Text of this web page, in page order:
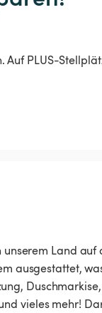
Auf PLUS-
Land auf
ausgestattet,
Duschmarkise,
vieles mehr!